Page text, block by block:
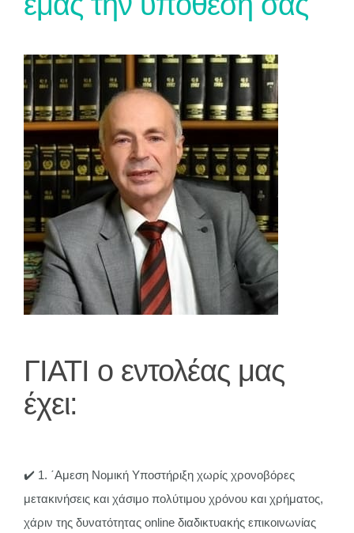
ΓΙΑΤΙ o εντολέας μας
έχει:
✔️ 1. ΄Αμεση Νομική Υποστήριξη χωρίς χρονοβόρες
μετακινήσεις και χάσιμο πολύτιμου χρόνου και χρήματος,
χάριν της δυνατότητας online διαδικτυακής επικοινωνίας